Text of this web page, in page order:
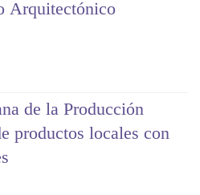
Arquitectónico
de la Producción
productos locales con